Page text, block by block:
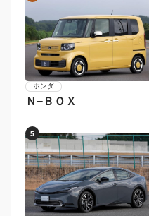
ホンダ
Ｎ−ＢＯＸ
5